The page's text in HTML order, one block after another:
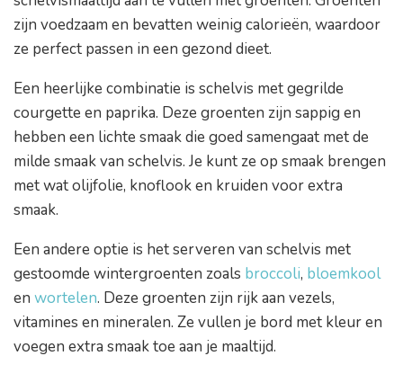
zijn voedzaam en bevatten weinig calorieën, waardoor
ze perfect passen in een gezond dieet.
Een heerlijke combinatie is schelvis met gegrilde
courgette en paprika. Deze groenten zijn sappig en
hebben een lichte smaak die goed samengaat met de
milde smaak van schelvis. Je kunt ze op smaak brengen
met wat olijfolie, knoflook en kruiden voor extra
smaak.
Een andere optie is het serveren van schelvis met
gestoomde wintergroenten zoals broccoli, bloemkool
en wortelen. Deze groenten zijn rijk aan vezels,
vitamines en mineralen. Ze vullen je bord met kleur en
voegen extra smaak toe aan je maaltijd.